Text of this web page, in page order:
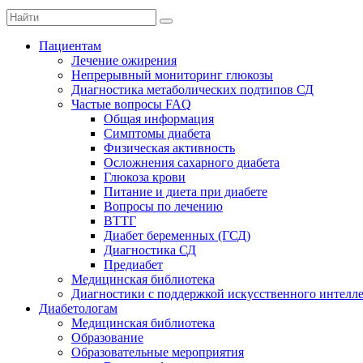
Пациентам
Лечение ожирения
Непрерывный мониторинг глюкозы
Диагностика метаболических подтипов СД
Частые вопросы FAQ
Общая информация
Симптомы диабета
Физическая активность
Осложнения сахарного диабета
Глюкоза крови
Питание и диета при диабете
Вопросы по лечению
ВТТГ
Диабет беременных (ГСД)
Диагностика СД
Предиабет
Медицинская библиотека
Диагностики с поддержкой искусственного
Диабетологам
Медицинская библиотека
Образование
Образовательные мероприятия